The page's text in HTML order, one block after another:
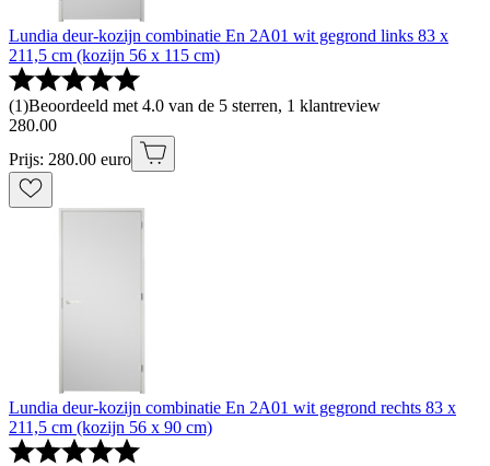
Lundia deur-kozijn combinatie En 2A01 wit gegrond links 83 x
211,5 cm (kozijn 56 x 115 cm)
(1)Beoordeeld met 4.0 van de 5 sterren, 1 klantreview
280.00
Prijs: 280.00 euro
Lundia deur-kozijn combinatie En 2A01 wit gegrond rechts 83 x
211,5 cm (kozijn 56 x 90 cm)